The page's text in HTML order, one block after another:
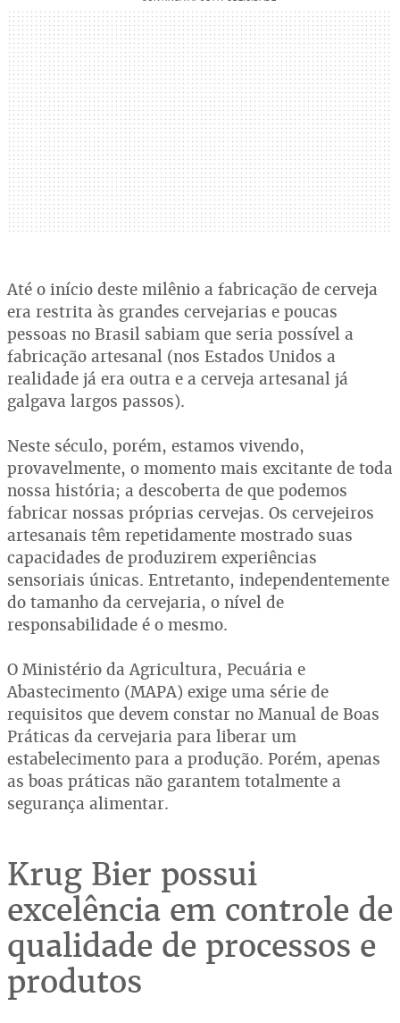
Até o início deste milênio a fabricação de cerveja
era restrita às grandes cervejarias e poucas
pessoas no Brasil sabiam que seria possível a
fabricação artesanal (nos Estados Unidos a
realidade já era outra e a cerveja artesanal já
galgava largos passos).
Neste século, porém, estamos vivendo,
provavelmente, o momento mais excitante de toda
nossa história; a descoberta de que podemos
fabricar nossas próprias cervejas. Os cervejeiros
artesanais têm repetidamente mostrado suas
capacidades de produzirem experiências
sensoriais únicas. Entretanto, independentemente
do tamanho da cervejaria, o nível de
responsabilidade é o mesmo.
O Ministério da Agricultura, Pecuária e
Abastecimento (MAPA) exige uma série de
requisitos que devem constar no Manual de Boas
Práticas da cervejaria para liberar um
estabelecimento para a produção. Porém, apenas
as boas práticas não garantem totalmente a
segurança alimentar.
Krug Bier possui
excelência em controle de
qualidade de processos e
produtos